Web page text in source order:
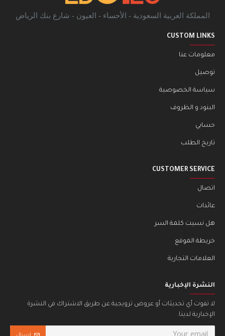
المملكة العربية السعودية - الأحساء - العيون - شارع بنك الرياض
CUSTOM LINKS
معلومات عنا
توصيل
سياسة الخصوصية
البنود و الظروف
حسابي
تاريخ الطلب
CUSTOMER SERVICE
اتصال
عائدات
هل نسيت كلمة السر
خريطة الموقع
العلامات التجارية
النشرة الإخبارية
لا تفوت أي تحديثات أو عروض ترويجية عن طريق الاشتراك في النشرة
الإخبارية لدينا.